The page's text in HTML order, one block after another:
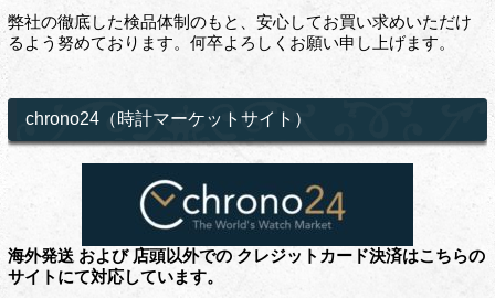
弊社の徹底した検品体制のもと、安心してお買い求めいただけ
るよう努めております。何卒よろしくお願い申し上げます。
chrono24（時計マーケットサイト）
海外発送 および 店頭以外での クレジットカード決済はこちらの
サイトにて対応しています。